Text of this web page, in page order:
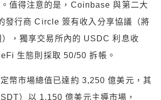
值得注意的是，Coinbase 與第二大
發行商 Circle 簽有收入分享協議（將
，獨享交易所內的 USDC 利息收
生態則採取 50/50 拆帳。
幣市場總值已達約 3,250 億美元，其
）以 1,150 億美元主導市場，